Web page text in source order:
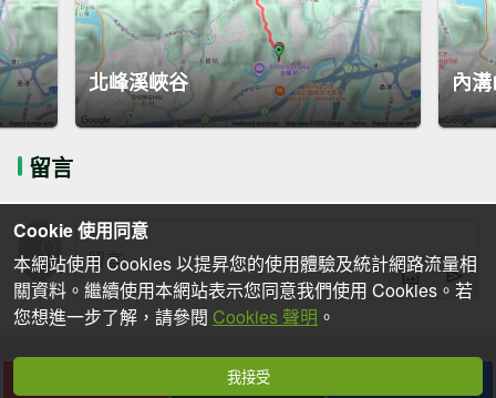
北峰溪峽谷 內
留言
下載
Cookie 使用同意
本網站使用 Cookies 以提昇您的使用體驗及統計網路流量相
關資料。繼續使用本網站表示您同意我們使用 Cookies。若
您想進一步了解，請參閱 Cookies 聲明 。
我接受